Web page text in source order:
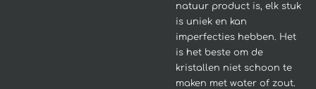
natuur product is, elk stuk
is uniek en kan
imperfecties hebben. Het
is het beste om de
kristallen niet schoon te
maken met water of zout.